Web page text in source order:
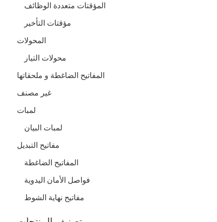
المؤقتات متعددة الوظائف
مؤقتات التأخير
المحولات
محولات التيار
المفاتيح الضاغطة و ملحقاتها
غير مصنف
لمبات
لمبات البيان
مفاتيح التبديل
المفاتيح الضاغطة
فواصل الأمان اليدوية
مفاتيح نهاية الشوط